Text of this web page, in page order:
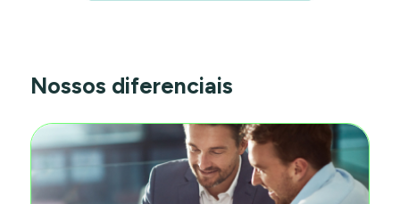
Nossos diferenciais